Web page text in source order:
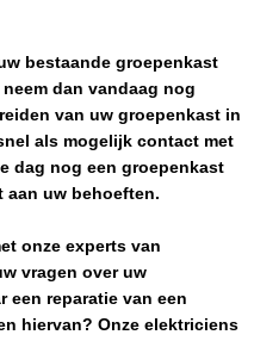
bestaande groepenkast
dan vandaag nog
van uw groepenkast in
als mogelijk contact met
dag nog een groepenkast
aan uw behoeften.
onze experts van
vragen over uw
een reparatie van een
hiervan? Onze elektriciens